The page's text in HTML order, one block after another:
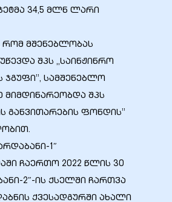
34,5 მლნ ლარი
რომ მშენებლობას
შპს „საინჟინრო
ჯგუფი”, სამშენებლო
მიმდინარეობდა შპს
განვითარების ფონდის”
1″
ჩაერთო 2022 წლის 30
2″-ის ქსელში ჩართვა
ქვესადგურში ახალი